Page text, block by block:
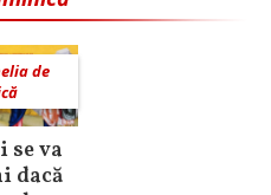
de
se va
dacă